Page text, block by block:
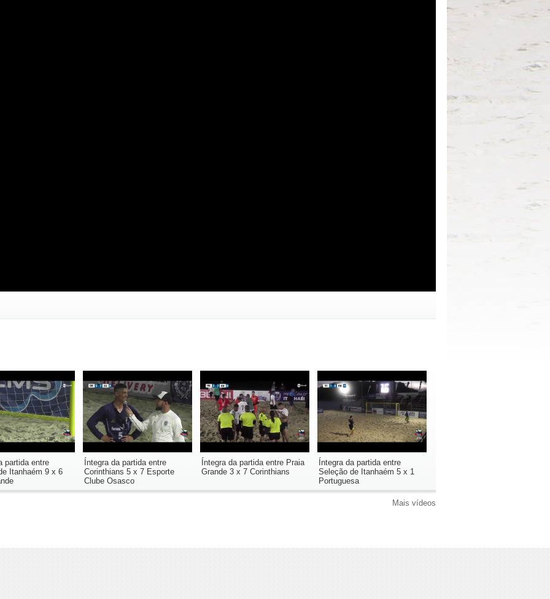
partida entre
Itanhaém 9 x 6
Íntegra da partida entre
Corinthians 5 x 7 Esporte
Clube Osasco
Íntegra da partida entre Praia
Grande 3 x 7 Corinthians
Íntegra da partida entre
Seleção de Itanhaém 5 x 1
Portuguesa
Mais vídeos